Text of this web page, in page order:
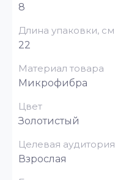
8
Длина упаковки, см
22
Материал товара
Микрофибра
Цвет
Золотистый
Целевая аудитория
Взрослая